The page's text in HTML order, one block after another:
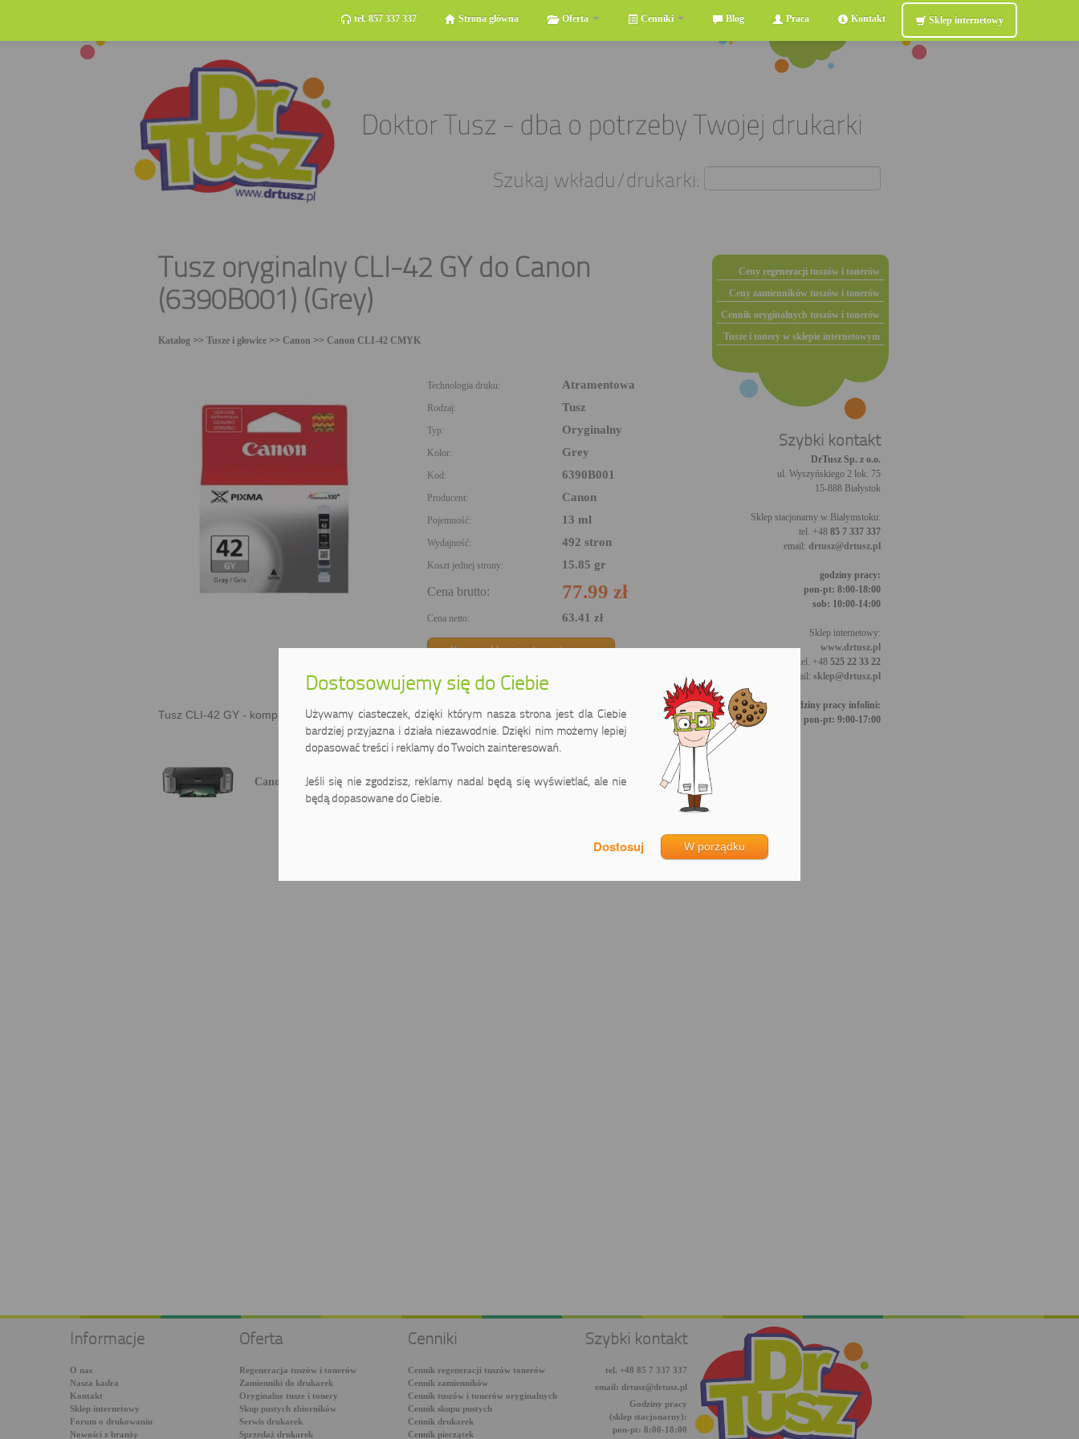
tel. 857 337 337 Strona główna Oferta Cenniki Blog Praca Kontakt Sklep internetowy
Szukaj wkładu/drukarki:
Tusz oryginalny CLI-42 GY do Canon
(6390B001) (Grey)
Katalog >> Tusze i głowice >> Canon >> Canon CLI-42 CMYK
Technologia druku: Atramentowa
Rodzaj: Tusz
Typ: Oryginalny
Kolor: Grey
Kod: 6390B001
Producent: Canon
Pojemność: 13 ml
Wydajność: 492 stron
Koszt jednej strony: 15.85 gr
Cena brutto: 77.99 zł
Cena netto: 63.41 zł
Kup w sklepie internetowym
Tusz CLI-42 GY - kompatybilne drukarki:
Canon Pixma Pro-100 Canon Pixma Pro-100S
Ceny regeneracji tuszów i tonerów
Ceny zamienników tuszów i tonerów
Cennik oryginalnych tuszów i tonerów
Tusze i tonery w sklepie internetowym
Szybki kontakt
DrTusz Sp. z o.o.
ul. Wyszyńskiego 2 lok. 75
15-888 Białystok
Sklep stacjonarny w Białymstoku:
tel. +48 85 7 337 337
email: drtusz@drtusz.pl
godziny pracy:
pon-pt: 8:00-18:00
sob: 10:00-14:00
Sklep internetowy:
www.drtusz.pl
tel. +48 525 22 33 22
email: sklep@drtusz.pl
godziny pracy infolini:
pon-pt: 9:00-17:00
Informacje
O nas
Nasza kadra
Kontakt
Sklep internetowy
Forum o drukowaniu
Nowości z branży
Oferta
Regeneracja tuszów i tonerów
Zamienniki do drukarek
Oryginalne tusze i tonery
Skup pustych zbiorników
Serwis drukarek
Sprzedaż drukarek
Cenniki
Cennik regeneracji tuszów tonerów
Cennik zamienników
Cennik tuszów i tonerów oryginalnych
Cennik skupu pustych
Cennik drukarek
Cennik pieczątek
Szybki kontakt
tel. +48 85 7 337 337
email: drtusz@drtusz.pl
Godziny pracy
(sklep stacjonarny):
pon-pt: 8:00-18:00
Dostosowujemy się do Ciebie
Używamy ciasteczek, dzięki którym nasza strona jest dla Ciebie
bardziej przyjazna i działa niezawodnie. Dzięki nim możemy lepiej
dopasować treści i reklamy do Twoich zainteresowań.
Jeśli się nie zgodzisz, reklamy nadal będą się wyświetlać, ale nie
będą dopasowane do Ciebie.
W porządku